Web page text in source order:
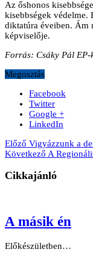
Az őshonos
kisebbségek védelme.
diktatúra éveiben. Ám
képviselője.
Forrás: Csáky Pál
Megosztás
Facebook
Twitter
Google +
LinkedIn
Előző Vigyázzunk a
Következő A
Cikkajánló
A másik én
Előkészületben…